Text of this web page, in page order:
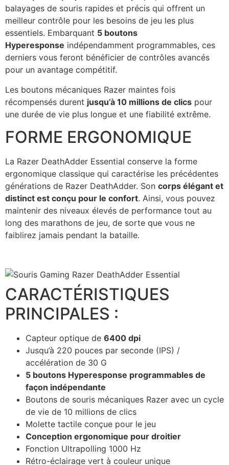
balayages de souris rapides et précis qui offrent un
meilleur contrôle pour les besoins de jeu les plus
essentiels. Embarquant 5 boutons
Hyperesponse indépendamment programmables, ces
derniers vous feront bénéficier de contrôles avancés
pour un avantage compétitif.
Les boutons mécaniques Razer maintes fois
récompensés durent jusqu’à 10 millions de clics pour
une durée de vie plus longue et une fiabilité extrême.
FORME ERGONOMIQUE
La Razer DeathAdder Essential conserve la forme
ergonomique classique qui caractérise les précédentes
générations de Razer DeathAdder. Son corps élégant et
distinct est conçu pour le confort. Ainsi, vous pouvez
maintenir des niveaux élevés de performance tout au
long des marathons de jeu, de sorte que vous ne
faiblirez jamais pendant la bataille.
CARACTÉRISTIQUES
PRINCIPALES :
Capteur optique de 6400 dpi
Jusqu’à 220 pouces par seconde (IPS) /
accélération de 30 G
5 boutons Hyperesponse programmables de
façon indépendante
Boutons de souris mécaniques Razer avec un cycle
de vie de 10 millions de clics
Molette tactile conçue pour le jeu
Conception ergonomique pour droitier
Fonction Ultrapolling 1000 Hz
Rétro-éclairage vert à couleur unique